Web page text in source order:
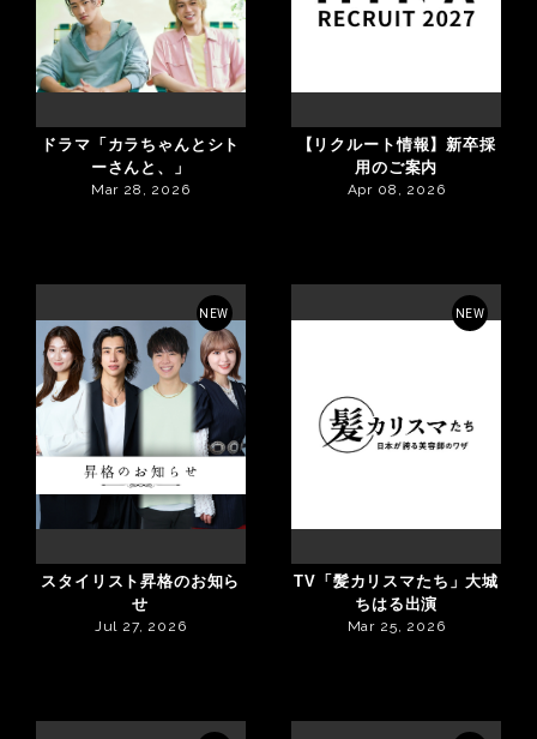
ドラマ「カラちゃんとシト
ーさんと、」
Mar 28, 2026
【リクルート情報】新卒採
用のご案内
Apr 08, 2026
NEW
スタイリスト昇格のお知ら
せ
Jul 27, 2026
NEW
TV「髪カリスマたち」大城
ちはる出演
Mar 25, 2026